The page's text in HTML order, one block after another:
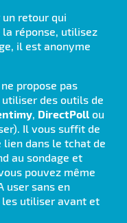
retour qui
la réponse, utilisez
il est anonyme
propose pas
utiliser des outils de
, DirectPoll ou
Il vous suffit de
lien dans le tchat de
au sondage et
pouvez même
user sans en
les utiliser avant et